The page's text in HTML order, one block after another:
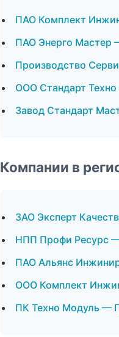
ПАО Комплект
ПАО Энерго Мастер
Производство
ООО Стандарт
Завод Стандарт
Компании в
ЗАО Эксперт
НПП Профи Ресурс
ПАО Альянс
ООО Комплект
ПК Техно Модуль —